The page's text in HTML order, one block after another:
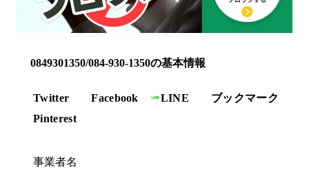
0849301350/084-930-1350の基本情報
Twitter Facebook LINE
ブックマーク
Pinterest
事業者名